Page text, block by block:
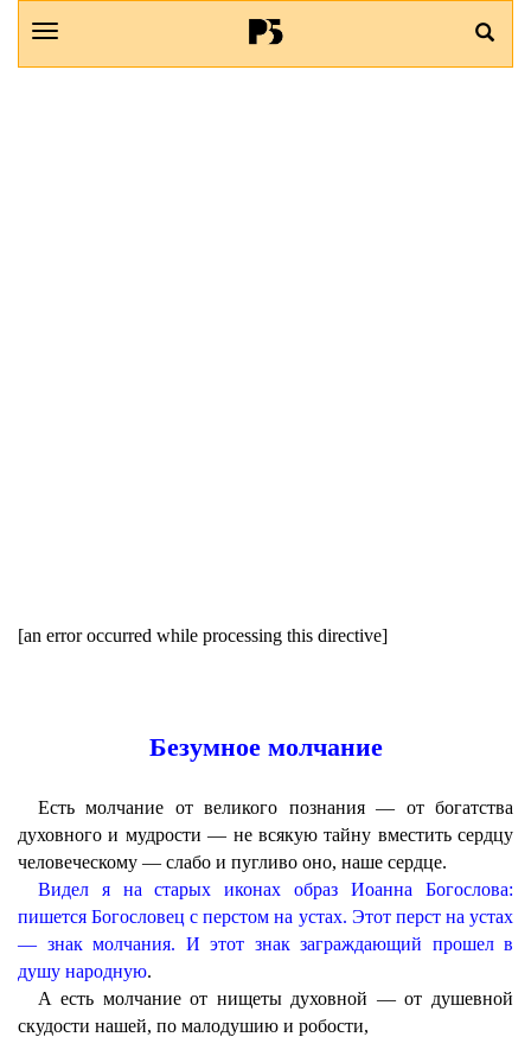
[an error occurred while processing this directive]
Безумное молчание
Есть молчание от великого познания — от богатства
духовного и мудрости — не всякую тайну вместить сердцу
человеческому — слабо и пугливо оно, наше сердце.
Видел я на старых иконах образ Иоанна Богослова:
пишется Богословец с перстом на устах. Этот перст на устах
— знак молчания. И этот знак заграждающий прошел в
душу народную.
А есть молчание от нищеты духовной — от душевной
скудости нашей, по малодушию и робости,